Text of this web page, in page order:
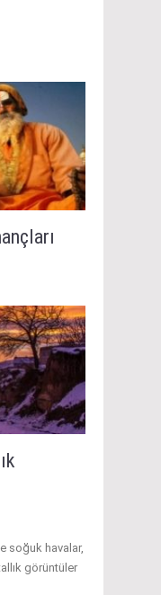
soğuk havalar,
görüntüler